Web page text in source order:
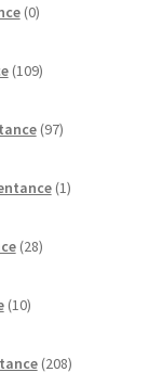
0izdelkov
109izdelkov
97izdelkov
1izdelek
28izdelkov
10izdelkov
208izdelkov